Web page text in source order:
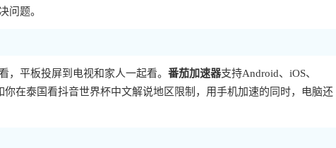
问题。
平板投屏到电视和家人一起看。 番茄加速器支持Android、iOS、
在泰国看抖音世界杯中文解说地区限制，用手机加速的同时，电脑还